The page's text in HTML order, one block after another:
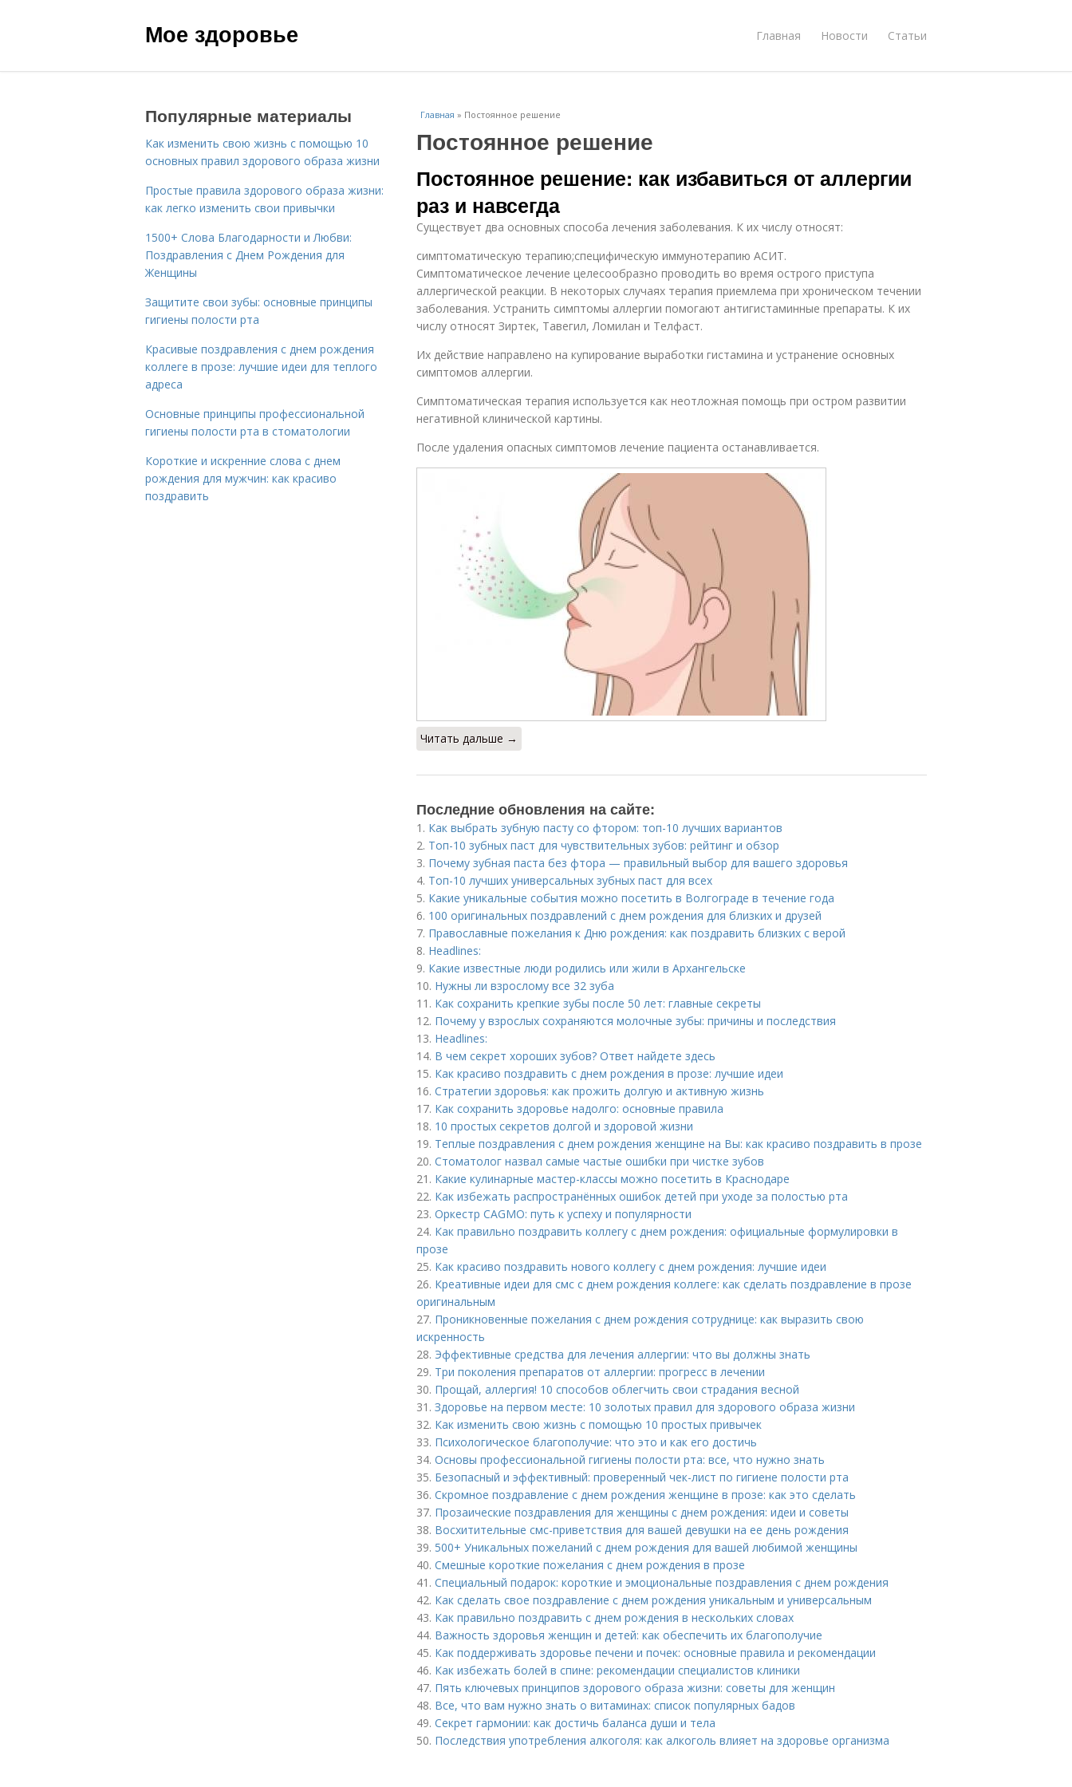
Мое здоровье Главная Новости Статьи
Главная » Постоянное решение
Постоянное решение
Постоянное решение: как избавиться от аллергии
раз и навсегда
Существует два основных способа лечения заболевания. К их числу относят:
симптоматическую терапию;специфическую иммунотерапию АСИТ.
Симптоматическое лечение целесообразно проводить во время острого приступа
аллергической реакции. В некоторых случаях терапия приемлема при хроническом течении
заболевания. Устранить симптомы аллергии помогают антигистаминные препараты. К их
числу относят Зиртек, Тавегил, Ломилан и Телфаст.
Их действие направлено на купирование выработки гистамина и устранение основных
симптомов аллергии.
Симптоматическая терапия используется как неотложная помощь при остром развитии
негативной клинической картины.
После удаления опасных симптомов лечение пациента останавливается.
Читать дальше →
Последние обновления на сайте:
1. Как выбрать зубную пасту со фтором: топ-10 лучших вариантов
2. Топ-10 зубных паст для чувствительных зубов: рейтинг и обзор
3. Почему зубная паста без фтора — правильный выбор для вашего здоровья
4. Топ-10 лучших универсальных зубных паст для всех
5. Какие уникальные события можно посетить в Волгограде в течение года
6. 100 оригинальных поздравлений с днем рождения для близких и друзей
7. Православные пожелания к Дню рождения: как поздравить близких с верой
8. Headlines:
9. Какие известные люди родились или жили в Архангельске
10. Нужны ли взрослому все 32 зуба
11. Как сохранить крепкие зубы после 50 лет: главные секреты
12. Почему у взрослых сохраняются молочные зубы: причины и последствия
13. Headlines:
14. В чем секрет хороших зубов? Ответ найдете здесь
15. Как красиво поздравить с днем рождения в прозе: лучшие идеи
16. Стратегии здоровья: как прожить долгую и активную жизнь
17. Как сохранить здоровье надолго: основные правила
18. 10 простых секретов долгой и здоровой жизни
19. Теплые поздравления с днем рождения женщине на Вы: как красиво поздравить в прозе
20. Стоматолог назвал самые частые ошибки при чистке зубов
21. Какие кулинарные мастер-классы можно посетить в Краснодаре
22. Как избежать распространённых ошибок детей при уходе за полостью рта
23. Оркестр CAGMO: путь к успеху и популярности
24. Как правильно поздравить коллегу с днем рождения: официальные формулировки в
прозе
25. Как красиво поздравить нового коллегу с днем рождения: лучшие идеи
26. Креативные идеи для смс с днем рождения коллеге: как сделать поздравление в прозе
оригинальным
27. Проникновенные пожелания с днем рождения сотруднице: как выразить свою
искренность
28. Эффективные средства для лечения аллергии: что вы должны знать
29. Три поколения препаратов от аллергии: прогресс в лечении
30. Прощай, аллергия! 10 способов облегчить свои страдания весной
31. Здоровье на первом месте: 10 золотых правил для здорового образа жизни
32. Как изменить свою жизнь с помощью 10 простых привычек
33. Психологическое благополучие: что это и как его достичь
34. Основы профессиональной гигиены полости рта: все, что нужно знать
35. Безопасный и эффективный: проверенный чек-лист по гигиене полости рта
36. Скромное поздравление с днем рождения женщине в прозе: как это сделать
37. Прозаические поздравления для женщины с днем рождения: идеи и советы
38. Восхитительные смс-приветствия для вашей девушки на ее день рождения
39. 500+ Уникальных пожеланий с днем рождения для вашей любимой женщины
40. Смешные короткие пожелания с днем рождения в прозе
41. Специальный подарок: короткие и эмоциональные поздравления с днем рождения
42. Как сделать свое поздравление с днем рождения уникальным и универсальным
43. Как правильно поздравить с днем рождения в нескольких словах
44. Важность здоровья женщин и детей: как обеспечить их благополучие
45. Как поддерживать здоровье печени и почек: основные правила и рекомендации
46. Как избежать болей в спине: рекомендации специалистов клиники
47. Пять ключевых принципов здорового образа жизни: советы для женщин
48. Все, что вам нужно знать о витаминах: список популярных бадов
49. Секрет гармонии: как достичь баланса души и тела
50. Последствия употребления алкоголя: как алкоголь влияет на здоровье организма
Популярные материалы
Как изменить свою жизнь с помощью 10
основных правил здорового образа жизни
Простые правила здорового образа жизни:
как легко изменить свои привычки
1500+ Слова Благодарности и Любви:
Поздравления с Днем Рождения для
Женщины
Защитите свои зубы: основные принципы
гигиены полости рта
Красивые поздравления с днем рождения
коллеге в прозе: лучшие идеи для теплого
адреса
Основные принципы профессиональной
гигиены полости рта в стоматологии
Короткие и искренние слова с днем
рождения для мужчин: как красиво
поздравить